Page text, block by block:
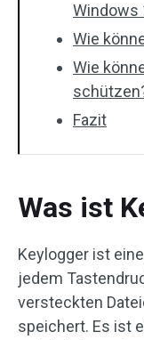
Windows
Wie
Wie
Fazit
Was ist
Keylogger ist
jedem
versteckten
speichert. Es ist